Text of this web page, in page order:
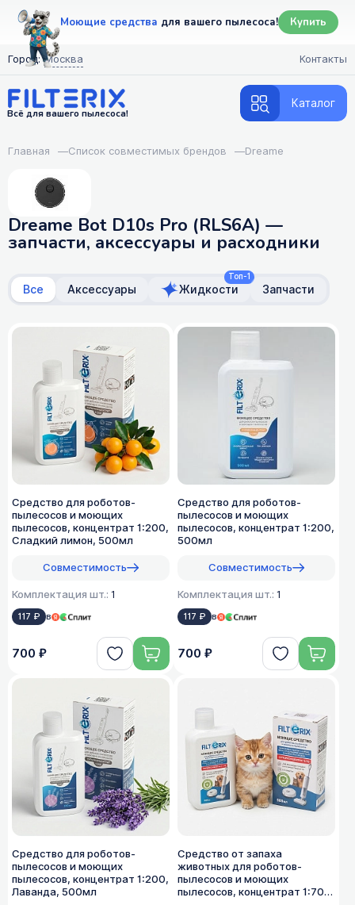
Моющие средства для вашего пылесоса! Купить
Город: Москва Контакты
Всё для вашего пылесоса!
Каталог
Главная —Список совместимых брендов —Dreame
Dreame Bot D10s Pro (RLS6A) —
запчасти, аксессуары и расходники
Все Аксессуары
Топ-1
Жидкости Запчасти
Средство для роботов-
пылесосов и моющих
пылесосов, концентрат 1:200,
Сладкий лимон, 500мл
Совместимость
Комплектация шт.: 1
117 ₽ в
700 ₽
Средство для роботов-
пылесосов и моющих
пылесосов, концентрат 1:200,
500мл
Совместимость
Комплектация шт.: 1
117 ₽ в
700 ₽
Средство для роботов-
пылесосов и моющих
пылесосов, концентрат 1:200,
Лаванда, 500мл
Средство от запаха
животных для роботов-
пылесосов и моющих
пылесосов, концентрат 1:70,